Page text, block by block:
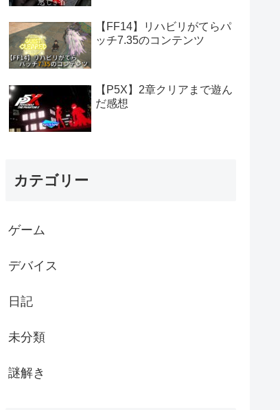
【FF14】リハビリがてらパ
ッチ7.35のコンテンツ
【P5X】2章クリアまで遊ん
だ感想
カテゴリー
ゲーム
デバイス
日記
未分類
謎解き